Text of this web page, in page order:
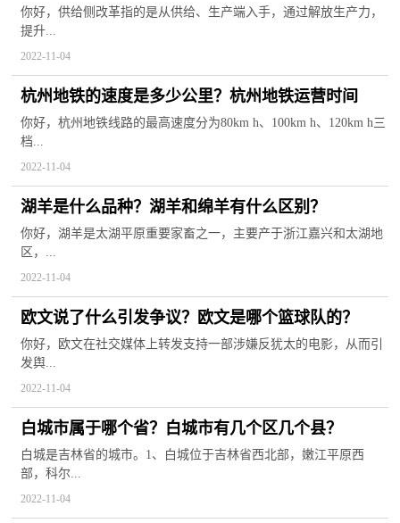
些？
你好，供给侧改革指的是从供给、生产端入手，通过解放生产力，
提升...
2022-11-04
杭州地铁的速度是多少公里？杭州地铁运营时间
你好，杭州地铁线路的最高速度分为80km h、100km h、120km h三
档...
2022-11-04
湖羊是什么品种？湖羊和绵羊有什么区别？
你好，湖羊是太湖平原重要家畜之一，主要产于浙江嘉兴和太湖地
区，...
2022-11-04
欧文说了什么引发争议？欧文是哪个篮球队的？
你好，欧文在社交媒体上转发支持一部涉嫌反犹太的电影，从而引
发舆...
2022-11-04
白城市属于哪个省？白城市有几个区几个县？
白城是吉林省的城市。1、白城位于吉林省西北部，嫩江平原西
部，科尔...
2022-11-04